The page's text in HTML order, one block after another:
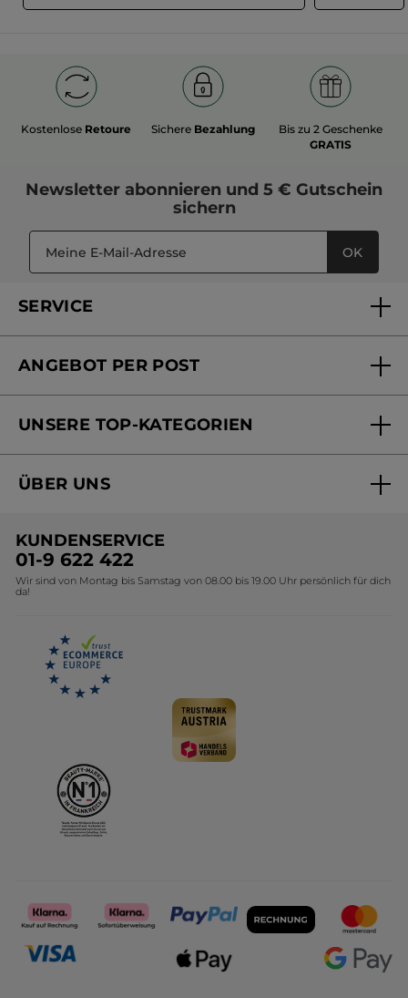
Kostenlose Retoure Sichere Bezahlung
Bis zu 2 Geschenke
GRATIS
Newsletter abonnieren und 5 € Gutschein
sichern
OK
SERVICE
Mein Konto
Online Preisliste
ANGEBOT PER POST
Versandhandel Preisliste
UNSERE TOP-KATEGORIEN
Black Friday Yves Rocher
Geschenkideen Yves Rocher
Kollektion Monoi Yves Rocher
ÜBER UNS
Umweltstiftung YR
Affiliate Programm
KUNDENSERVICE
01-9 622 422
Wir sind von Montag bis Samstag von 08.00 bis 19.00 Uhr persönlich für dich
da!